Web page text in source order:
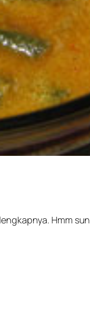
Hmm